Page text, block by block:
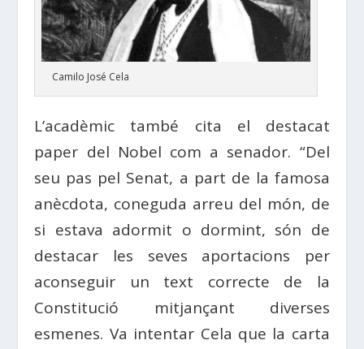
Camilo José Cela
L’acadèmic també cita el destacat
paper del Nobel com a senador. “Del
seu pas pel Senat, a part de la famosa
anècdota, coneguda arreu del món, de
si estava adormit o dormint, són de
destacar les seves aportacions per
aconseguir un text correcte de la
Constitució mitjançant diverses
esmenes. Va intentar Cela que la carta